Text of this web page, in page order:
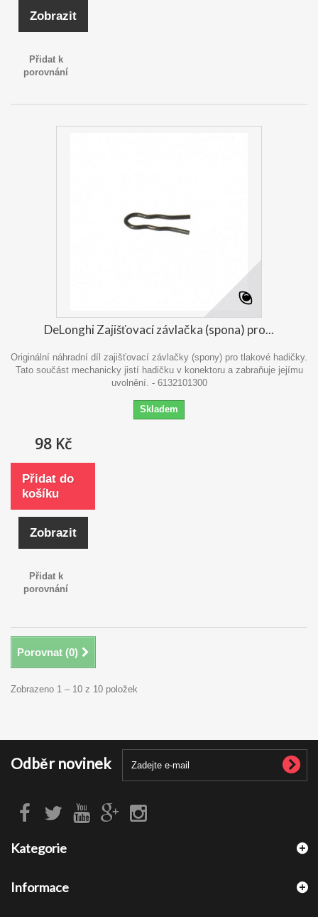
Zobrazit
Přidat k
porovnání
DeLonghi Zajišťovací závlačka (spona) pro...
Originální náhradní díl zajišťovací závlačky (spony) pro tlakové hadičky.
Tato součást mechanicky jistí hadičku v konektoru a zabraňuje jejímu
uvolnění. - 6132101300
Skladem
98 Kč
Přidat do
košíku
Zobrazit
Přidat k
porovnání
Porovnat (0)
Zobrazeno 1 – 10 z 10 položek
Odběr novinek
Kategorie
Informace